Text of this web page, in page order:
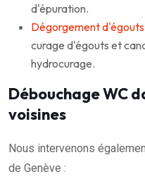
d'épuration.
Dégorgement
curage d'égouts et
hydrocurage.
Débouchage WC
voisines
Nous intervenons
de Genève :